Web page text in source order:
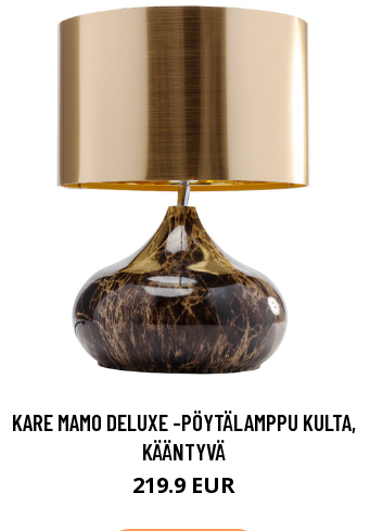
KARE MAMO DELUXE -PÖYTÄLAMPPU KULTA,
KÄÄNTYVÄ
219.9 EUR